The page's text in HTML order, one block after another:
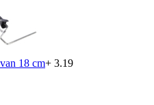
18 cm+ 3.19